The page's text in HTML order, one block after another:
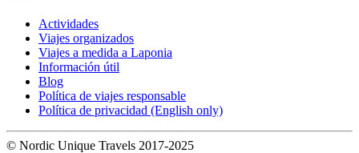
Actividades
Viajes organizados
Viajes a medida a Laponia
Información útil
Blog
Política de viajes responsable
Política de privacidad (English only)
© Nordic Unique Travels 2017-2025